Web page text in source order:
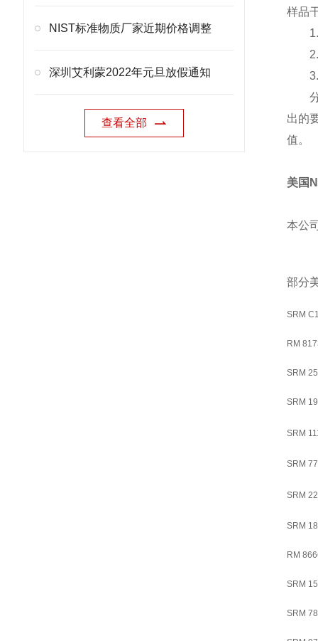
NIST标准物质厂家近期价格调整
深圳艾利蒙2022年元旦放假通知
查看全部
样品
出的
值。
美国
本公
部分
SRM
RM
SRM
SRM
SRM
SRM
SRM
SRM
RM
SRM
SRM